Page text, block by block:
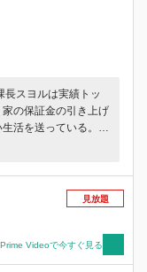
⻑スヨルは実績トッ
の保証金の引き上げ
活を送っている。あ
件の良い店の買収を
かし、これは不動産
隠すため、帳簿操作
た先には更なる秘密
、交友関係にも一切
他人に関心を注ぐ誠
見放題
Prime Videoで今すぐ見る